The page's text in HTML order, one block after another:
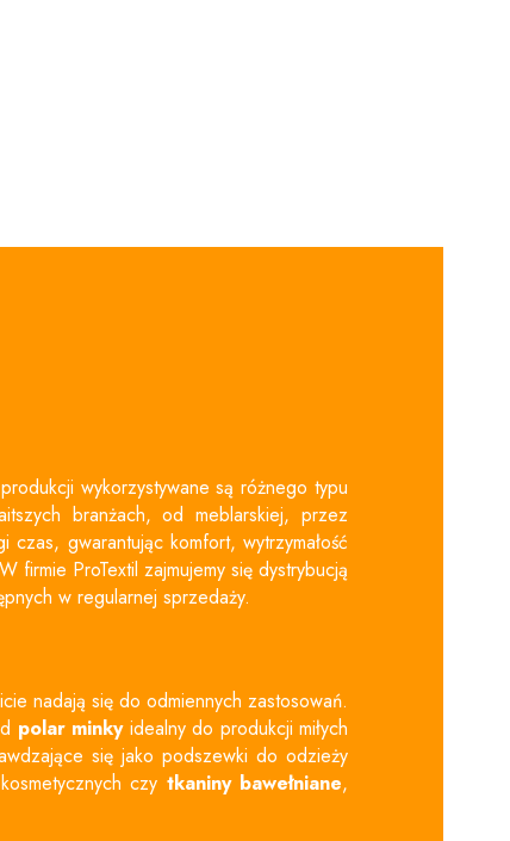
wykorzystywane są różnego typu
branżach, od meblarskiej, przez
gwarantując komfort, wytrzymałość
ProTextil zajmujemy się dystrybucją
w regularnej sprzedaży.
nadają się do odmiennych zastosowań.
polar minkyidealny do produkcji miłych
się jako podszewki do odzieży
czy tkaniny bawełniane,